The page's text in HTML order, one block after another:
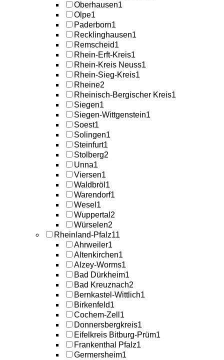
Oberhausen1
Olpe1
Paderborn1
Recklinghausen1
Remscheid1
Rhein-Erft-Kreis1
Rhein-Kreis Neuss1
Rhein-Sieg-Kreis1
Rheine2
Rheinisch-Bergischer Kreis1
Siegen1
Siegen-Wittgenstein1
Soest1
Solingen1
Steinfurt1
Stolberg2
Unna1
Viersen1
Waldbröl 1
Warendorf1
Wesel 1
Wuppertal 2
Würselen2
Rheinland-Pfalz11
Ahrweiler1
Altenkirchen1
Alzey-Worms1
Bad Dürkheim1
Bad Kreuznach2
Bernkastel-Wittlich1
Birkenfeld1
Cochem-Zell 1
Donnersbergkreis1
Eifelkreis Bitburg-Prüm1
Frankenthal Pfalz1
Germersheim1